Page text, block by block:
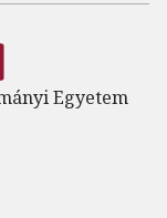
Egyetem